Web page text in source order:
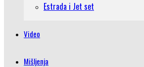
Estrada i Jet set
Video
Mišljenja